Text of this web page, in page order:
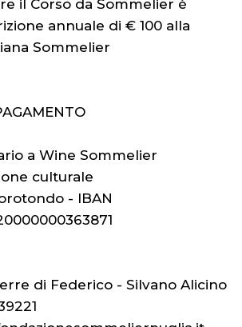
il Corso da Sommelier è
annuale di € 100 alla
Sommelier
a Wine Sommelier
culturale
- IBAN
di Federico - Silvano Alicino